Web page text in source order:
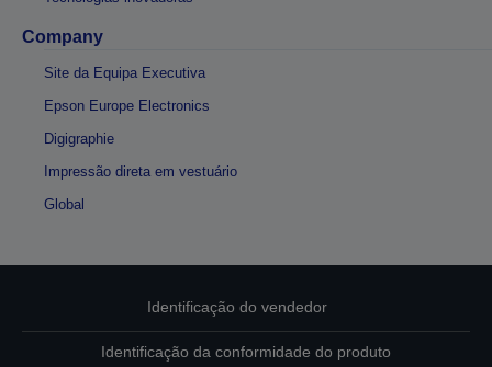
Company
Site da Equipa Executiva
Epson Europe Electronics
Digigraphie
Impressão direta em vestuário
Global
Identificação do vendedor
Identificação da conformidade do produto